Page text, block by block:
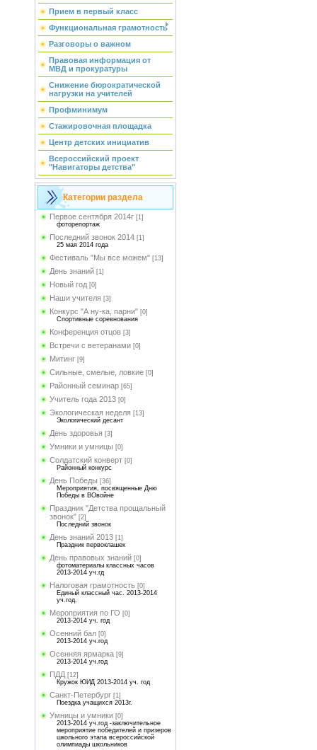
Прием в первый класс
Функциональная грамотность
Разговоры о важном
Правовая информация от
МВД и прокуратуры
Снижение бюрократической
нагрузки на учителей
Профминимум
Стажировочная площадка
Центр детских инициатив
Всероссийский проект
"Навигаторы детства"
Категории раздела
Первое сентября 2014г [1]
фоторепортаж
Последний звонок 2014 [1]
25 мая 2014 года
Фестиваль "Мы все можем" [13]
День знаний [1]
Новый год [0]
Наши учителя [3]
Конкурс "А ну-ка, парни" [0]
Спортивные соревнования
Конференция отцов [3]
Встречи с ветеранами [0]
Митинг [9]
Сильные, смелые, ловкие [0]
Районный семинар [65]
Учитель года 2013 [0]
Экологическая неделя [13]
Экологический десант
День здоровья [3]
Умники и умницы [0]
Солдатский конверт [0]
Районный конкурс
День Победы [36]
Мероприятия, посвященные Дню
Победы в ВОвойне
Праздник "Детства прощальный
звонок" [2]
Последний звонок
День знаний 2013 [1]
Праздник первоклашек
День правовых знаний [0]
фотоматериалы классных часов
2013-2014 уч.гд
Налоговая грамотность [0]
Единый классный час. 2013-2014
уч.год.
Мероприятия по ГО [0]
2013-2014 уч. год
Осенний бал [0]
2013-2014 уч.год
Осенняя ярмарка [9]
2013-2014 уч.год
ПДД [12]
Кружок ЮИД 2013-2014 уч. год
Санкт-Петербург [1]
Поездка учащихся 2013г.
Умницы и умники [0]
2013-2014 уч.год -заключительное
мероприятие победителей и призеров
школьного этапа всероссийской
олимпиады школьников